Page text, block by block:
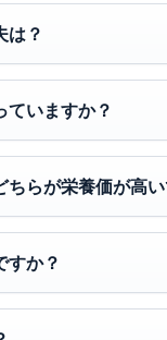
は？
ていますか？
らが栄養価が高
すか？